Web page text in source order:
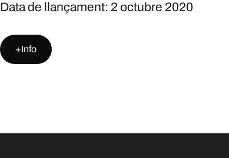
Data de llançament​: 2 octubre 2020
+Info